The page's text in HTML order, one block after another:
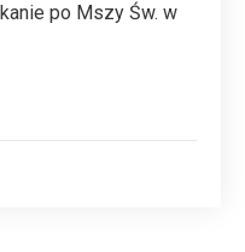
po Mszy Św. w